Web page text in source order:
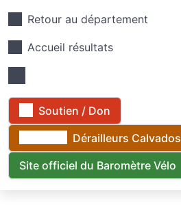
Retour au département
Accueil résultats
Soutien / Don
Dérailleurs Calvados
Site officiel du Baromètre Vélo